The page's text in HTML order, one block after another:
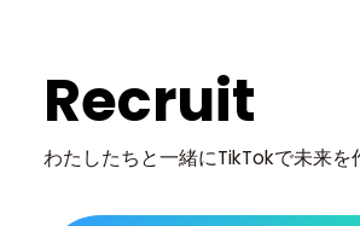
Recruit
わたしたちと一緒にTikTokで未来を